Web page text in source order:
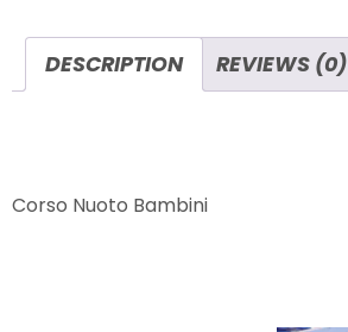
DESCRIPTION REVIEWS (0)
Corso Nuoto Bambini